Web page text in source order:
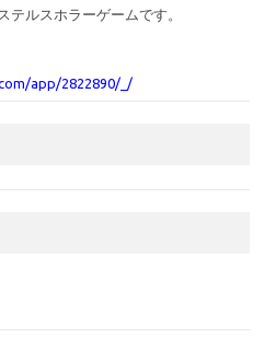
テルスホラーゲームです。
app/2822890/_/